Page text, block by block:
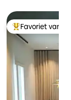
Topfavoriet van
Favoriet van